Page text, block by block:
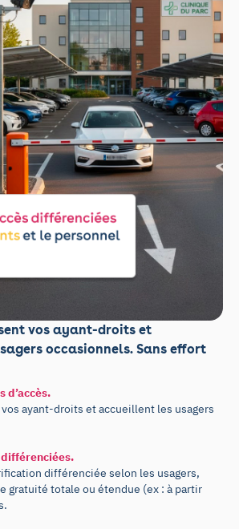
vos ayant-droits et
occasionnels. Sans effort
d’accès.
ayant-droits et accueillent les usagers
différenciée selon les usagers,
gratuité totale ou étendue (ex : à partir